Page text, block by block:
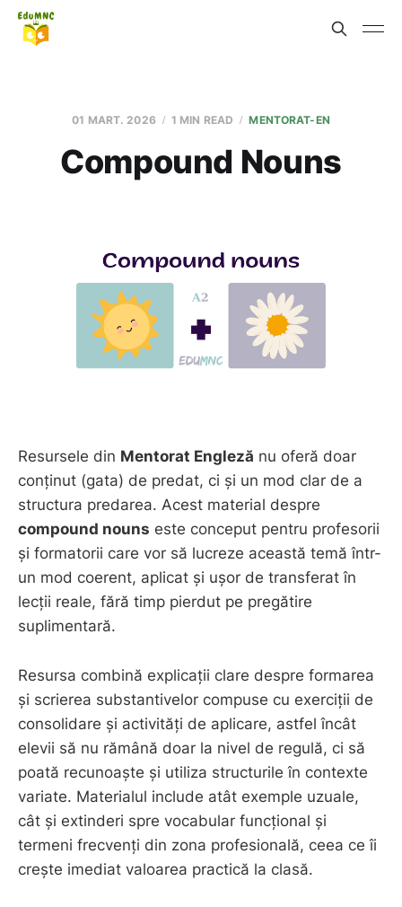
01 MART. 2026 1 MIN READ MENTORAT-EN
Compound Nouns
Resursele din Mentorat Engleză nu oferă doar
conținut (gata) de predat, ci și un mod clar de a
structura predarea. Acest material despre
compound nouns este conceput pentru profesorii
și formatorii care vor să lucreze această temă într-
un mod coerent, aplicat și ușor de transferat în
lecții reale, fără timp pierdut pe pregătire
suplimentară.
Resursa combină explicații clare despre formarea
și scrierea substantivelor compuse cu exerciții de
consolidare și activități de aplicare, astfel încât
elevii să nu rămână doar la nivel de regulă, ci să
poată recunoaște și utiliza structurile în contexte
variate. Materialul include atât exemple uzuale,
cât și extinderi spre vocabular funcțional și
termeni frecvenți din zona profesională, ceea ce îi
crește imediat valoarea practică la clasă.